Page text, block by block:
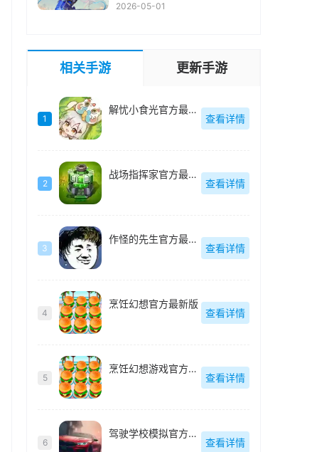
2026-05-01
相关手游 更新手游
1
解忧小食光官方最新版
查看详情
2
战场指挥家官方最新版
查看详情
3
作怪的先生官方最新版
查看详情
4
烹饪幻想官方最新版
查看详情
5
烹饪幻想游戏官方最新版
查看详情
6
驾驶学校模拟官方最新版
查看详情